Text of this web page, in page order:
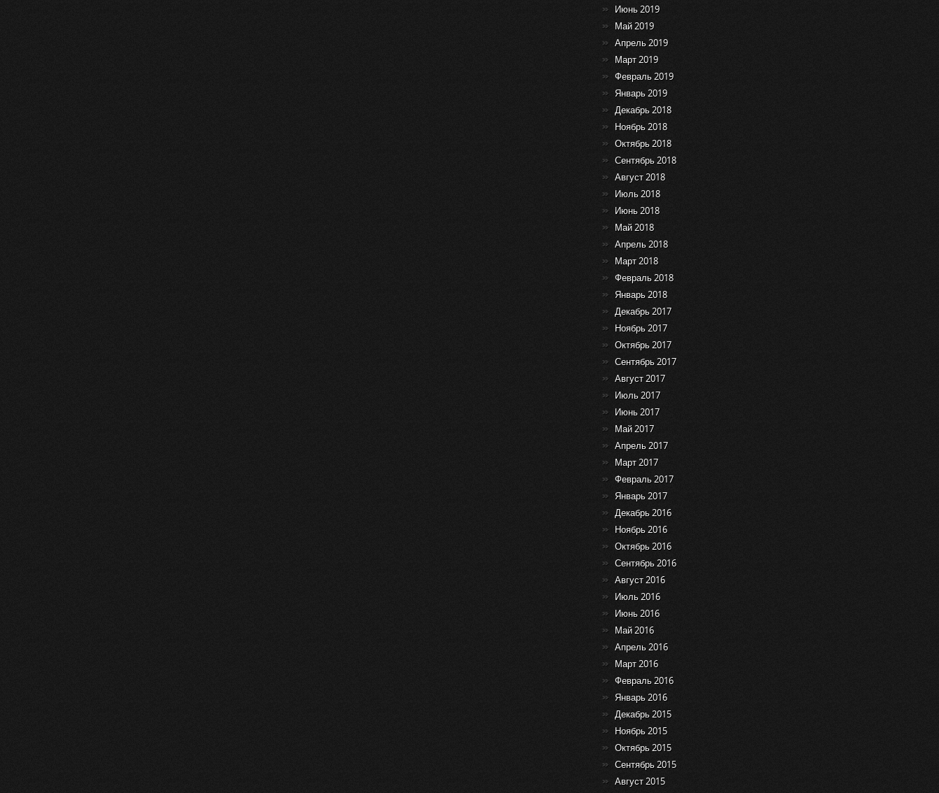
Июнь 2019
Май 2019
Апрель 2019
Март 2019
Февраль 2019
Январь 2019
Декабрь 2018
Ноябрь 2018
Октябрь 2018
Сентябрь 2018
Август 2018
Июль 2018
Июнь 2018
Май 2018
Апрель 2018
Март 2018
Февраль 2018
Январь 2018
Декабрь 2017
Ноябрь 2017
Октябрь 2017
Сентябрь 2017
Август 2017
Июль 2017
Июнь 2017
Май 2017
Апрель 2017
Март 2017
Февраль 2017
Январь 2017
Декабрь 2016
Ноябрь 2016
Октябрь 2016
Сентябрь 2016
Август 2016
Июль 2016
Июнь 2016
Май 2016
Апрель 2016
Март 2016
Февраль 2016
Январь 2016
Декабрь 2015
Ноябрь 2015
Октябрь 2015
Сентябрь 2015
Август 2015